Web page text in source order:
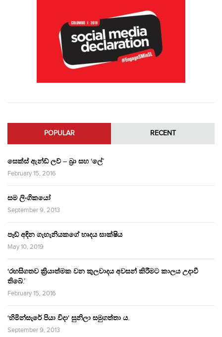
POPULAR RECENT
සෙක්ස් ඇන්ඩ් ලව් – බ්‍රා සහ ‘ලේ’
February 15, 2016
සම ලිංගිකයෝ
September 9, 2013
පෑඩ් අඳින ගැහැනියකගේ හෘදය සාක්ෂිය
May 10, 2019
‘රහසිගතව ක්‍රියාත්මක වන කුලවාදය අවසන් කිරීමට කාලය උදාවී
තිබේ.’
February 15, 2016
‘හිමින්සැරේ පියා විදා‘ සුනිලා සමුගත්තා ය.
September 9, 2013